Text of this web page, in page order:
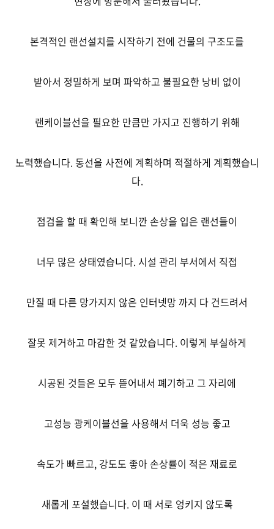
본격적인 랜선설치를 시작하기 전에 건물의 구조도를
받아서 정밀하게 보며 파악하고 불필요한 낭비 없이
랜케이블선을 필요한 만큼만 가지고 진행하기 위해
노력했습니다. 동선을 사전에 계획하며 적절하게 계획했습니
다.
점검을 할 때 확인해 보니깐 손상을 입은 랜선들이
너무 많은 상태였습니다. 시설 관리 부서에서 직접
만질 때 다른 망가지지 않은 인터넷망 까지 다 건드려서
잘못 제거하고 마감한 것 같았습니다. 이렇게 부실하게
시공된 것들은 모두 뜯어내서 폐기하고 그 자리에
고성능 광케이블선을 사용해서 더욱 성능 좋고
속도가 빠르고, 강도도 좋아 손상률이 적은 재료로
새롭게 포설했습니다. 이 때 서로 엉키지 않도록